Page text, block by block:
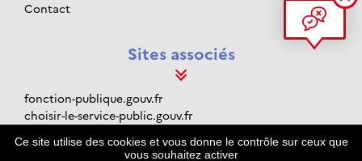
Ce site utilise des cookies et vous donne le contrôle sur ceux que
vous souhaitez activer
Contact
Sites associés
fonction-publique.gouv.fr
choisir-le-service-public.gouv.fr
gouvernement.fr